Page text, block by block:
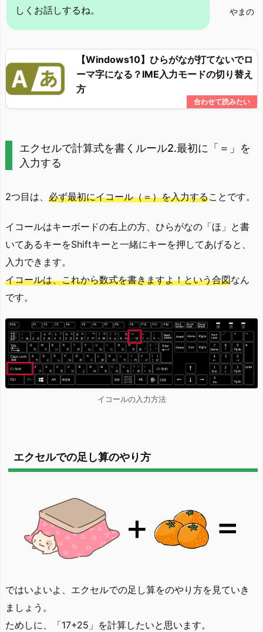
やまの
しくお話しするね。
【Windows10】ひらがなが打てないでロ
ーマ字になる？IME入力モードの切り替え
方
エクセルで計算式を書くルール2.最初に「＝」を
入力する
2つ目は、 必ず最初にイコール（＝）を入力することです。
イコールはキーボードの右上の方、ひらがなの「ほ」と書
いてあるキーをShiftキーと一緒にキーを押してあげると、
入力できます。
イコールは、これから数式を書きますよ！という合図なん
です。
イコールの入力方法
エクセルでの足し算のやり方
ではいよいよ、エクセルでの足し算をのやり方を見ていき
ましょう。
ためしに、「17+25」を計算したいと思います。